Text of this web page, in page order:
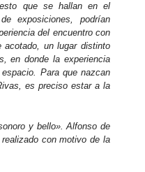
que se hallan en el
exposiciones, podrían
del encuentro con
acotado, un lugar distinto
en donde la experiencia
Para que nazcan
es preciso estar a la
y bello». Alfonso de
con motivo de la